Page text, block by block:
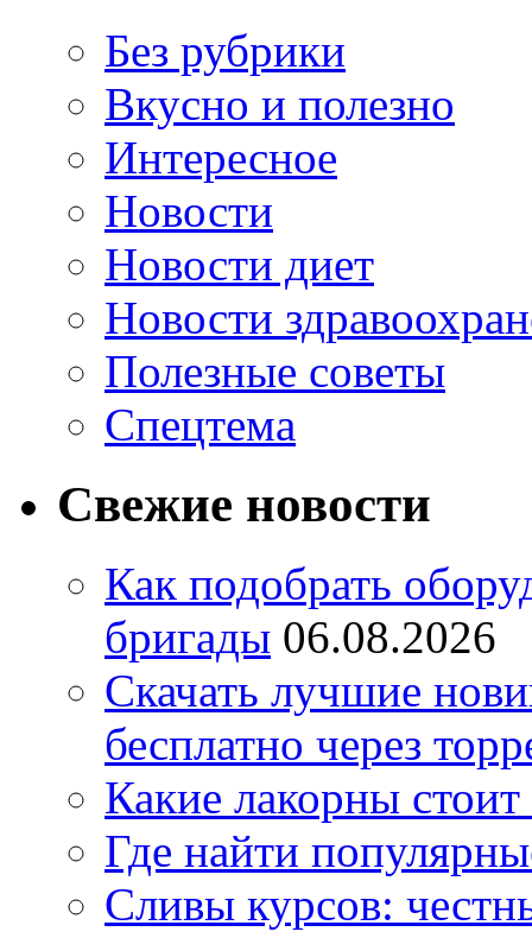
Без рубрики
Вкусно и полезно
Интересное
Новости
Новости диет
Новости
Полезные советы
Спецтема
Свежие новости
Как подобрать
бригады 06.08.2026
Скачать лучшие
бесплатно через
Какие лакорны стоит
Где найти
Сливы курсов: